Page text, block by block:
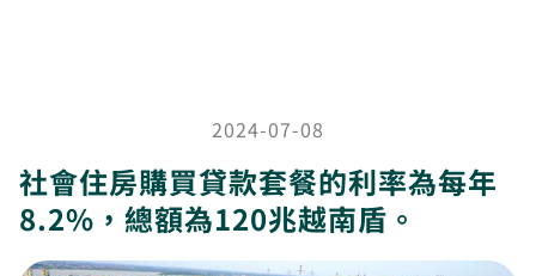
2024-07-08
社會住房購買貸款套餐的利率為每年
8.2%，總額為120兆越南盾。